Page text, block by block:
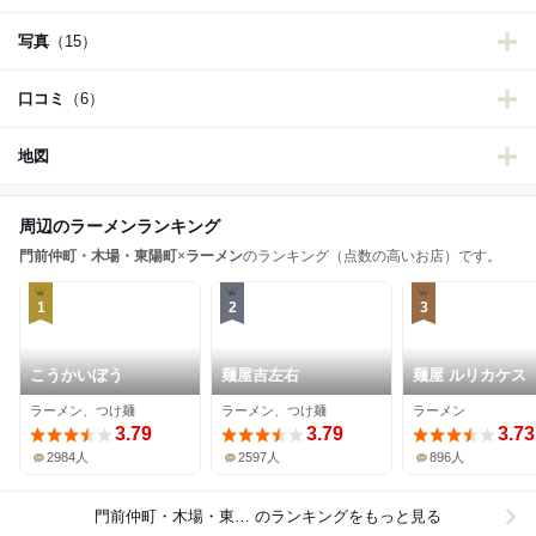
写真 （15）
口コミ （6）
地図
周辺のラーメンランキング
門前仲町・木場・東陽町×ラーメンのランキング（点数の高いお店）です。
1
こうかいぼう
ラーメン、つけ麺
3.79
2984人
2
麺屋吉左右
ラーメン、つけ麺
3.79
2597人
3
麺屋 ルリカケス
ラーメン
3.73
896人
門前仲町・木場・東陽町×ラーメン のランキングをもっと見る